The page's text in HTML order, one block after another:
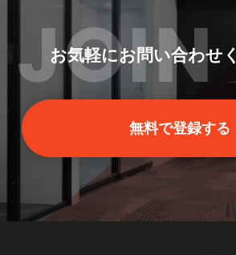
JOIN
お気軽にお問い合わせ
無料で登録する